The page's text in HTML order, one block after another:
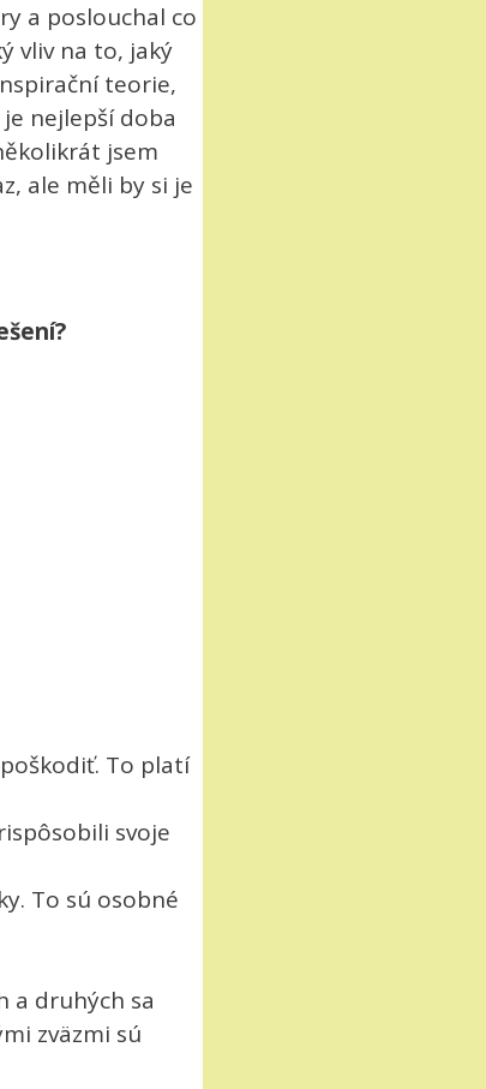
a poslouchal co
vliv na to, jaký
teorie,
nejlepší doba
jsem
ale měli by si je
To platí
svoje
To sú osobné
a druhých sa
zväzmi sú